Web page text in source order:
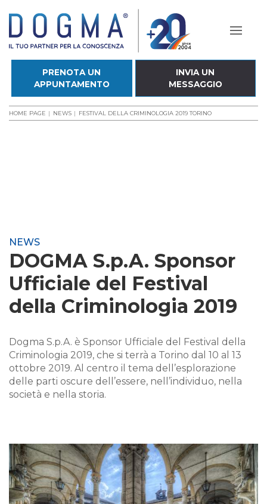
PRENOTA UN
APPUNTAMENTO
INVIA UN
MESSAGGIO
HOME PAGE NEWS FESTIVAL DELLA CRIMINOLOGIA 2019 TORINO
NEWS
DOGMA S.p.A. Sponsor
Ufficiale del Festival
della Criminologia 2019
Dogma S.p.A. è Sponsor Ufficiale del Festival della
Criminologia 2019, che si terrà a Torino dal 10 al 13
ottobre 2019. Al centro il tema dell’esplorazione
delle parti oscure dell’essere, nell’individuo, nella
società e nella storia.